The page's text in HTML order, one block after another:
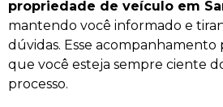
propriedade de veículo em
mantendo você informado e
dúvidas. Esse
que você esteja sempre ciente
processo.